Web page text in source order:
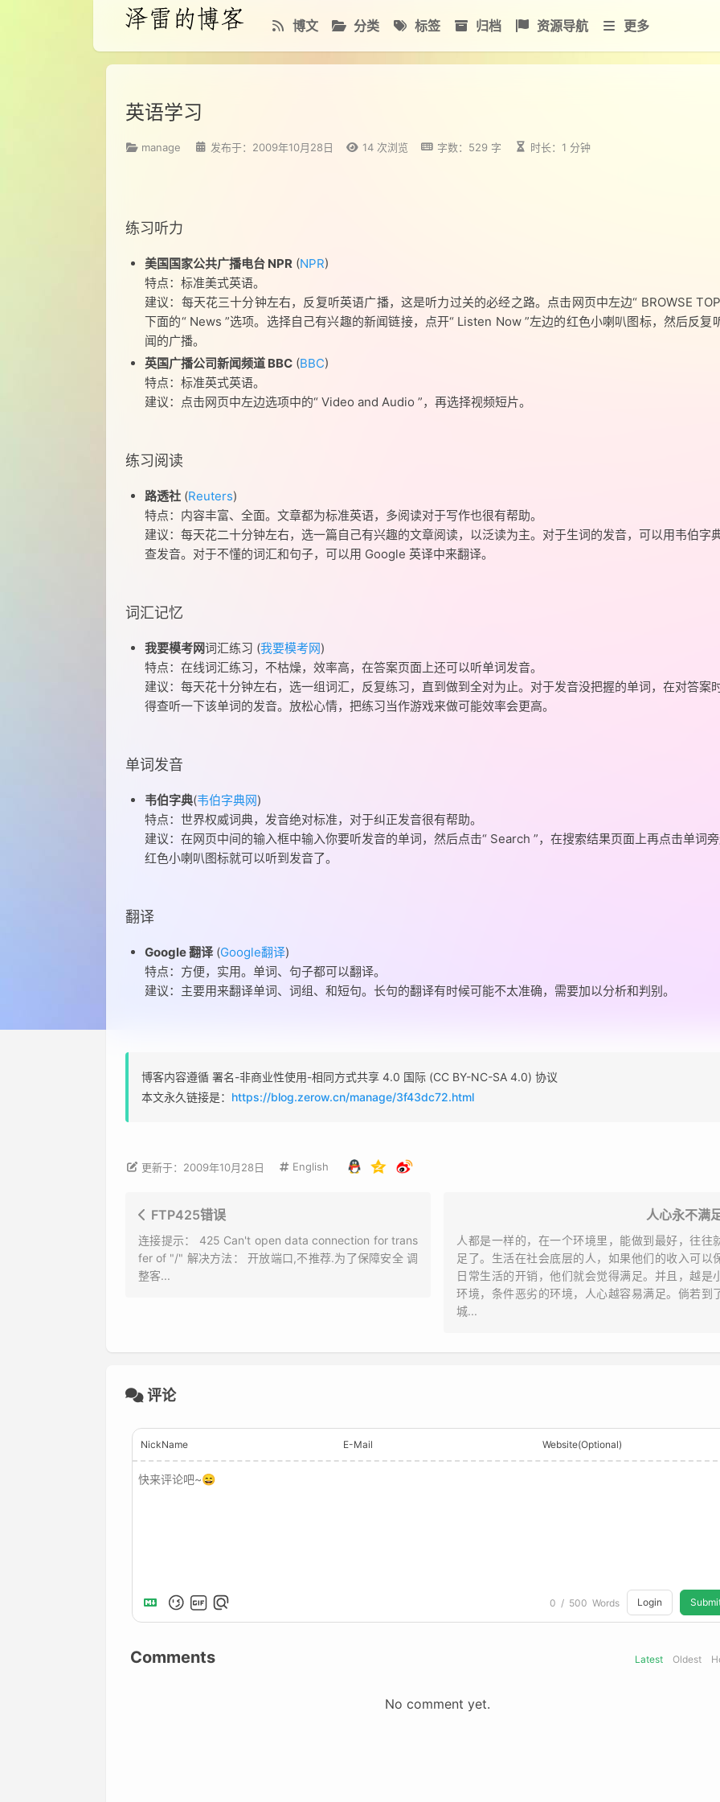
博文 分类 标签 归档 资源导航 更多
英语学习
manage 发布于：2009年10月28日 14 次浏览 字数：529 字 时长：1 分钟
练习听力
美国国家公共广播电台 NPR (NPR)
特点：标准美式英语。
建议：每天花三十分钟左右，反复听英语广播，这是听力过关的必经之路。点击网页中左边“ BROWSE
下面的“ News ”选项。选择自己有兴趣的新闻链接，点开“ Listen Now ”左边的红色小喇叭图标，然后反复
闻的广播。
英国广播公司新闻频道 BBC (BBC)
特点：标准英式英语。
建议：点击网页中左边选项中的“ Video and Audio ”，再选择视频短片。
练习阅读
路透社 (Reuters)
特点：内容丰富、全面。文章都为标准英语，多阅读对于写作也很有帮助。
建议：每天花二十分钟左右，选一篇自己有兴趣的文章阅读，以泛读为主。对于生词的发音，可以用韦伯字
查发音。对于不懂的词汇和句子，可以用 Google 英译中来翻译。
词汇记忆
我要模考网词汇练习 (我要模考网)
特点：在线词汇练习，不枯燥，效率高，在答案页面上还可以听单词发音。
建议：每天花十分钟左右，选一组词汇，反复练习，直到做到全对为止。对于发音没把握的单词，在对答案
得查听一下该单词的发音。放松心情，把练习当作游戏来做可能效率会更高。
单词发音
韦伯字典(韦伯字典网)
特点：世界权威词典，发音绝对标准，对于纠正发音很有帮助。
建议：在网页中间的输入框中输入你要听发音的单词，然后点击“ Search ”，在搜索结果页面上再点击单词
红色小喇叭图标就可以听到发音了。
翻译
Google 翻译(Google翻译)
特点：方便，实用。单词、句子都可以翻译。
建议：主要用来翻译单词、词组、和短句。长句的翻译有时候可能不太准确，需要加以分析和判别。
博客内容遵循 署名-非商业性使用-相同方式共享 4.0 国际 (CC BY-NC-SA 4.0) 协议
本文永久链接是： https://blog.zerow.cn/manage/3f43dc72.html
更新于：2009年10月28日 English
FTP425错误
连接提示： 425 Can't open data connection for trans
fer of "/" 解决方法： 开放端口,不推荐.为了保障安全 调
整客...
人心永不满
人都是一样的，在一个环境里，能做到最好，往往
足了。生活在社会底层的人，如果他们的收入可以
日常生活的开销，他们就会觉得满足。并且，越是
环境，条件恶劣的环境，人心越容易满足。倘若到
城...
评论
NickName E-Mail Website(Optional)
0 / 500 Words Login
Comments Latest Oldest
No comment yet.